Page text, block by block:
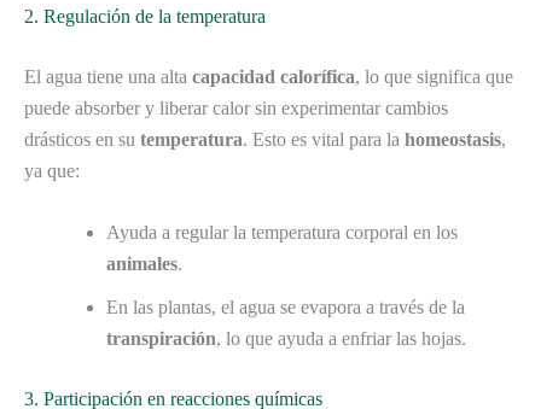
2. Regulación de la temperatura
El agua tiene una alta capacidad calorífica, lo que significa que
puede absorber y liberar calor sin experimentar cambios
drásticos en su temperatura. Esto es vital para la homeostasis,
ya que:
Ayuda a regular la temperatura corporal en los
animales.
En las plantas, el agua se evapora a través de la
transpiración, lo que ayuda a enfriar las hojas.
3. Participación en reacciones químicas